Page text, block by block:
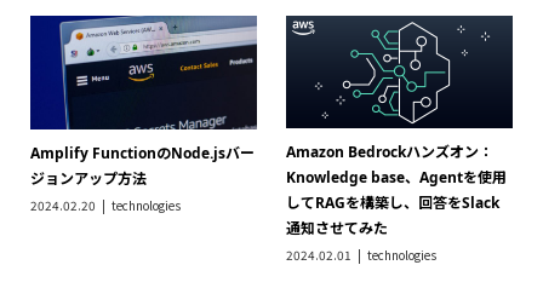
Amplify FunctionのNode.jsバー
ジョンアップ方法
2024.02.20 technologies
Amazon Bedrockハンズオン：
Knowledge base、Agentを使用
してRAGを構築し、回答をSlack
通知させてみた
2024.02.01 technologies